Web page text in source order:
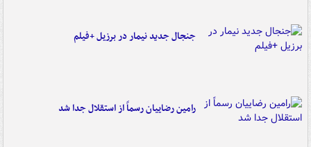
جنجال جدید نیمار در برزیل +فیلم
رامین رضاییان رسماً از استقلال جدا شد